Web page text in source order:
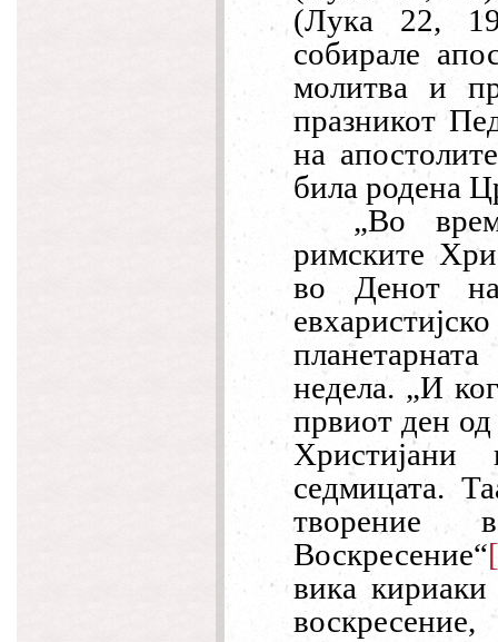
(Лука 22,
собирале
молитва и
празникот
на
била родена
„Во
римските
во Денот
недела. „И
првиот ден
седмицата.
творение
Воскресение“
вика